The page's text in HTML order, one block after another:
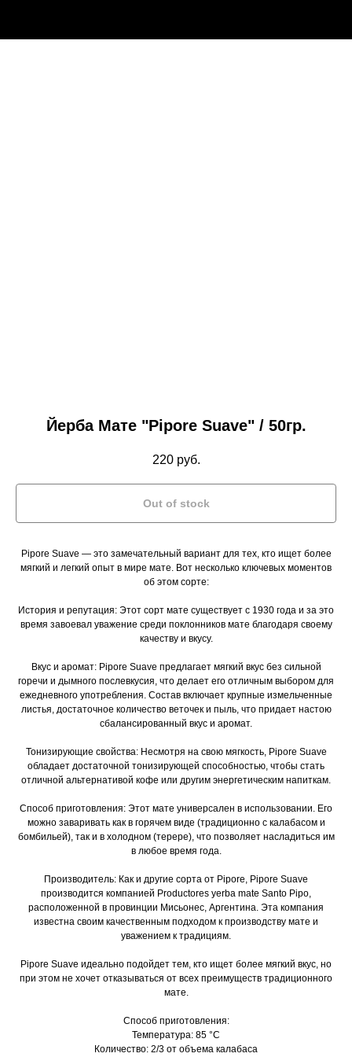
Йерба Мате "Pipore Suave" / 50гр.
220 руб.
Out of stock
Pipore Suave — это замечательный вариант для тех, кто ищет более
мягкий и легкий опыт в мире мате. Вот несколько ключевых моментов
об этом сорте:
История и репутация: Этот сорт мате существует с 1930 года и за это
время завоевал уважение среди поклонников мате благодаря своему
качеству и вкусу.
Вкус и аромат: Pipore Suave предлагает мягкий вкус без сильной
горечи и дымного послевкусия, что делает его отличным выбором для
ежедневного употребления. Состав включает крупные измельченные
листья, достаточное количество веточек и пыль, что придает настою
сбалансированный вкус и аромат.
Тонизирующие свойства: Несмотря на свою мягкость, Pipore Suave
обладает достаточной тонизирующей способностью, чтобы стать
отличной альтернативой кофе или другим энергетическим напиткам.
Способ приготовления: Этот мате универсален в использовании. Его
можно заваривать как в горячем виде (традиционно с калабасом и
бомбильей), так и в холодном (терере), что позволяет насладиться им
в любое время года.
Производитель: Как и другие сорта от Pipore, Pipore Suave
производится компанией Productores yerba mate Santo Pipo,
расположенной в провинции Мисьонес, Аргентина. Эта компания
известна своим качественным подходом к производству мате и
уважением к традициям.
Pipore Suave идеально подойдет тем, кто ищет более мягкий вкус, но
при этом не хочет отказываться от всех преимуществ традиционного
мате.
Способ приготовления:
Температура: 85 °С
Количество: 2/3 от объема калабаса